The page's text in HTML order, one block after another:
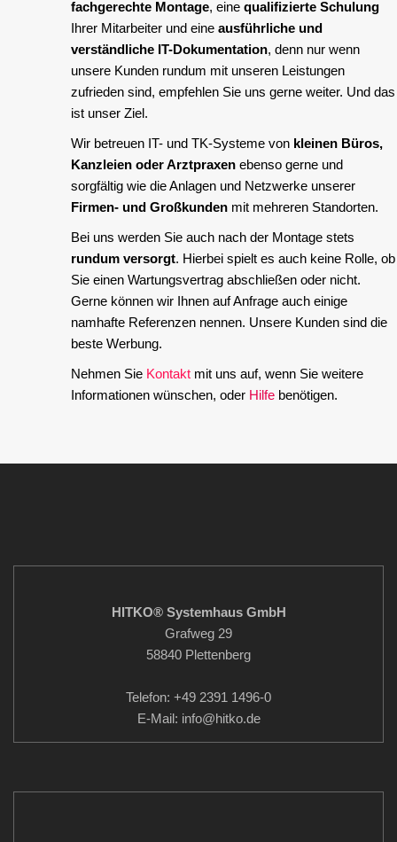
fachgerechte Montage, eine qualifizierte Schulung
Ihrer Mitarbeiter und eine ausführliche und
verständliche IT-Dokumentation, denn nur wenn
unsere Kunden rundum mit unseren Leistungen
zufrieden sind, empfehlen Sie uns gerne weiter. Und das
ist unser Ziel.
Wir betreuen IT- und TK-Systeme von kleinen Büros,
Kanzleien oder Arztpraxen ebenso gerne und
sorgfältig wie die Anlagen und Netzwerke unserer
Firmen- und Großkunden mit mehreren Standorten.
Bei uns werden Sie auch nach der Montage stets
rundum versorgt. Hierbei spielt es auch keine Rolle, ob
Sie einen Wartungsvertrag abschließen oder nicht.
Gerne können wir Ihnen auf Anfrage auch einige
namhafte Referenzen nennen. Unsere Kunden sind die
beste Werbung.
Nehmen Sie Kontakt mit uns auf, wenn Sie weitere
Informationen wünschen, oder Hilfe benötigen.
HITKO® Systemhaus GmbH
Grafweg 29
58840 Plettenberg
Telefon: +49 2391 1496-0
E-Mail: info@hitko.de